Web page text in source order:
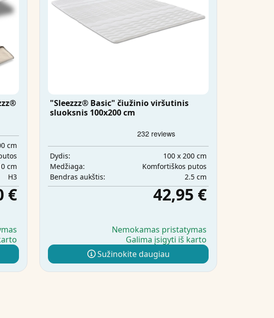
cm
cm
H3
€
"Sleezzz® Basic" čiužinio viršutinis
sluoksnis 100x200 cm
Dydis:
100 x 200 cm
Medžiaga:
Komfortiškos putos
Bendras aukštis:
2.5 cm
42,95 €
Nemokamas pristatymas
Galima įsigyti iš karto
Sužinokite daugiau